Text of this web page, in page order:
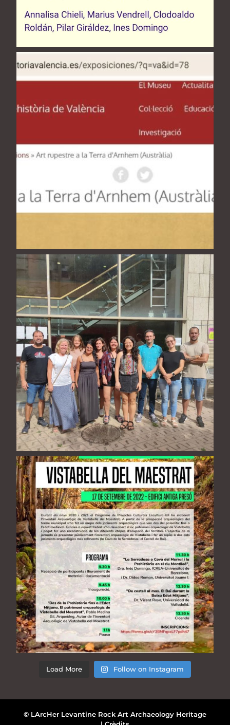
Load More Follow on Instagram
© LArcHer Levantine Rock Art Archaeology Heritage